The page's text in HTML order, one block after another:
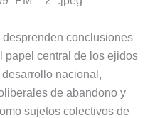
desprenden conclusiones
papel central de los ejidos
nacional,
de abandono y
sujetos colectivos de